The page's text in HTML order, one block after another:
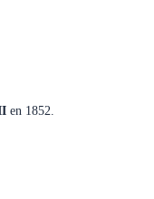
en 1852.